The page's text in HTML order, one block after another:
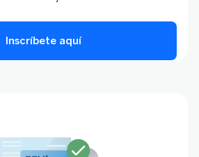
Inscríbete aquí